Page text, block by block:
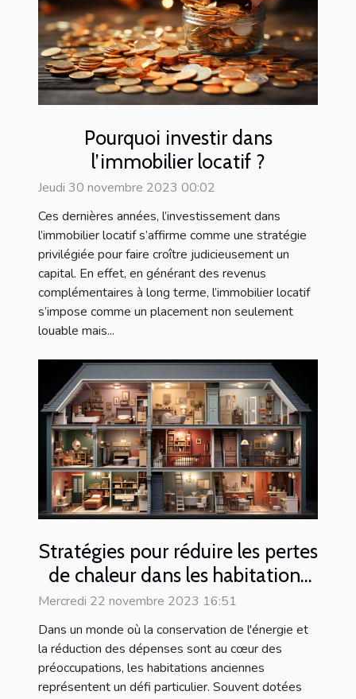
Pourquoi investir dans
l’immobilier locatif ?
Jeudi 30 novembre 2023 00:02
Ces dernières années, l’investissement dans
l’immobilier locatif s’affirme comme une stratégie
privilégiée pour faire croître judicieusement un
capital. En effet, en générant des revenus
complémentaires à long terme, l’immobilier locatif
s’impose comme un placement non seulement
louable mais...
Stratégies pour réduire les pertes
de chaleur dans les habitations
anciennes
Mercredi 22 novembre 2023 16:51
Dans un monde où la conservation de l'énergie et
la réduction des dépenses sont au cœur des
préoccupations, les habitations anciennes
représentent un défi particulier. Souvent dotées